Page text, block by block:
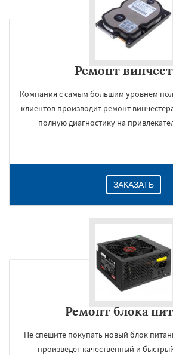
Ремонт
Компания с самым большим уровнем
клиентов производит ремонт
полную диагностику на
ЗАКАЗАТЬ
Ремонт блока
Не спешите покупать новый блок
произведёт качественный и